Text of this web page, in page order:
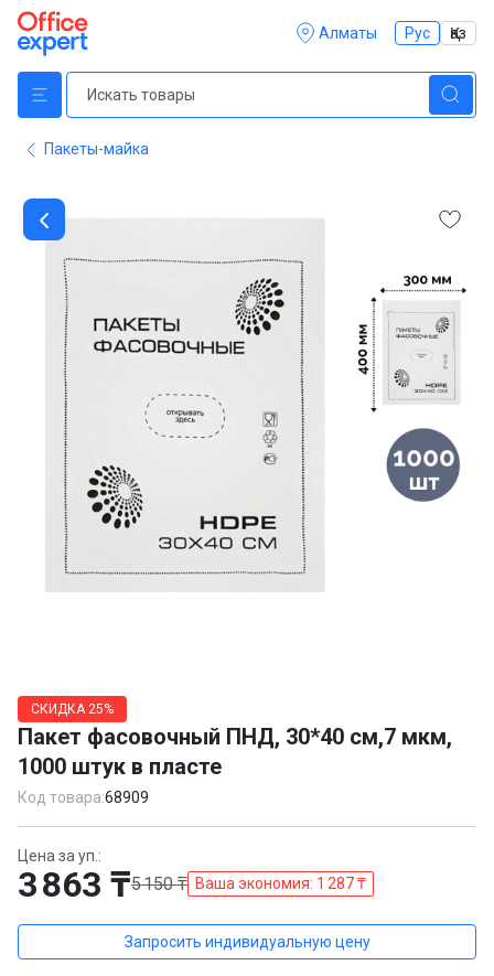
Алматы Рус Қаз
Пакеты-майка
of
1
СКИДКА 25%
Пакет фасовочный ПНД, 30*40 см,7 мкм,
1000 штук в пласте
Код товара:68909
Цена за уп.:
3 863 ₸5 150 ₸ Ваша экономия: 1 287 ₸
Запросить индивидуальную цену